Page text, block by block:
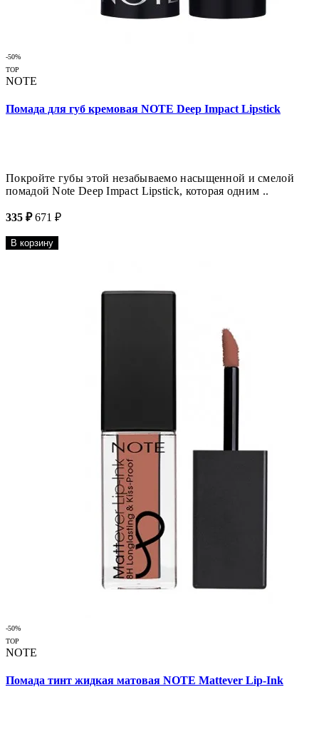
-50%
TOP
NOTE
Помада для губ кремовая NOTE Deep Impact Lipstick
Покройте губы этой незабываемо насыщенной и смелой
помадой Note Deep Impact Lipstick, которая одним ..
335 ₽ 671 ₽
В корзину
-50%
TOP
NOTE
Помада тинт жидкая матовая NOTE Mattever Lip-Ink